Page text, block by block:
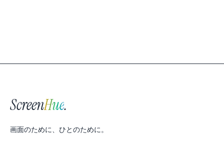
ScreenHue.
画面のために、ひとのために。